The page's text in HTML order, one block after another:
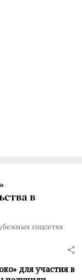
в
соцсетях
для участия в